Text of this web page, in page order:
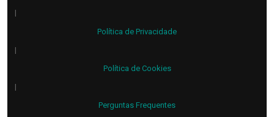
|
Política de Privacidade
|
Política de Cookies
|
Perguntas Frequentes